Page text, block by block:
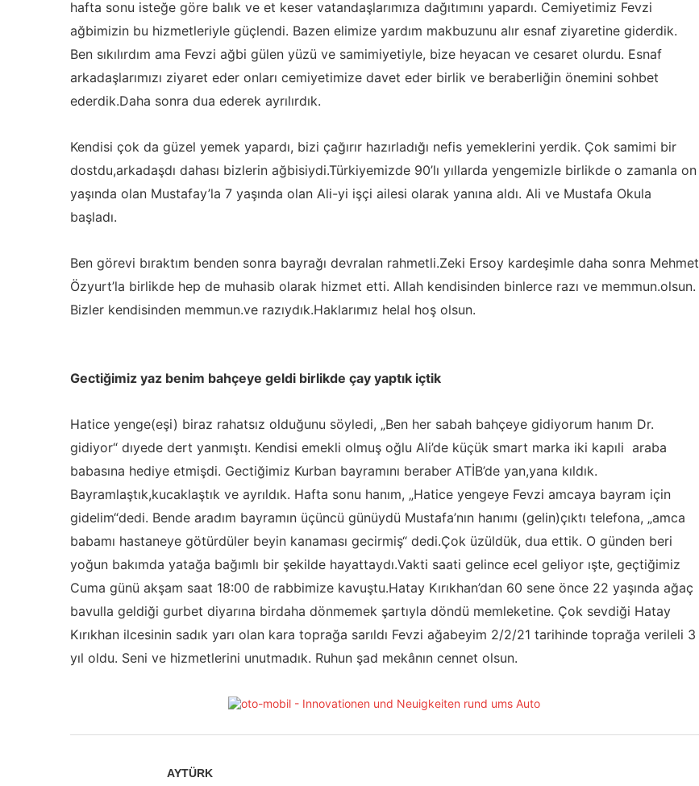
hafta sonu isteğe göre balık ve et keser vatandaşlarımıza dağıtımını yapardı. Cemiyetimiz Fevzi
ağbimizin bu hizmetleriyle güçlendi. Bazen elimize yardım makbuzunu alır esnaf ziyaretine giderdik.
Ben sıkılırdım ama Fevzi ağbi gülen yüzü ve samimiyetiyle, bize heyacan ve cesaret olurdu. Esnaf
arkadaşlarımızı ziyaret eder onları cemiyetimize davet eder birlik ve beraberliğin önemini sohbet
ederdik.Daha sonra dua ederek ayrılırdık.
Kendisi çok da güzel yemek yapardı, bizi çağırır hazırladığı nefis yemeklerini yerdik. Çok samimi bir
dostdu,arkadaşdı dahası bizlerin ağbisiydi.Türkiyemizde 90’lı yıllarda yengemizle birlikde o zamanla on
yaşında olan Mustafay’la 7 yaşında olan Ali-yi işçi ailesi olarak yanına aldı. Ali ve Mustafa Okula
başladı.
Ben görevi bıraktım benden sonra bayrağı devralan rahmetli.Zeki Ersoy kardeşimle daha sonra Mehmet
Özyurt’la birlikde hep de muhasib olarak hizmet etti. Allah kendisinden binlerce razı ve memmun.olsun.
Bizler kendisinden memmun.ve razıydık.Haklarımız helal hoş olsun.
Gectiğimiz yaz benim bahçeye geldi birlikde çay yaptık içtik
Hatice yenge(eşi) biraz rahatsız olduğunu söyledi, „Ben her sabah bahçeye gidiyorum hanım Dr.
gidiyor“ dıyede dert yanmıştı. Kendisi emekli olmuş oğlu Ali’de küçük smart marka iki kapıli araba
babasına hediye etmişdi. Gectiğimiz Kurban bayramını beraber ATİB’de yan,yana kıldık.
Bayramlaştık,kucaklaştık ve ayrıldık. Hafta sonu hanım, „Hatice yengeye Fevzi amcaya bayram için
gidelim“dedi. Bende aradım bayramın üçüncü günüydü Mustafa’nın hanımı (gelin)çıktı telefona, „amca
babamı hastaneye götürdüler beyin kanaması gecirmiş“ dedi.Çok üzüldük, dua ettik. O günden beri
yoğun bakımda yatağa bağımlı bir şekilde hayattaydı.Vakti saati gelince ecel geliyor ışte, geçtiğimiz
Cuma günü akşam saat 18:00 de rabbimize kavuştu.Hatay Kırıkhan’dan 60 sene önce 22 yaşında ağaç
bavulla geldiği gurbet diyarına birdaha dönmemek şartıyla döndü memleketine. Çok sevdiği Hatay
Kırıkhan ilcesinin sadık yarı olan kara toprağa sarıldı Fevzi ağabeyim 2/2/21 tarihinde toprağa verileli 3
yıl oldu. Seni ve hizmetlerini unutmadık. Ruhun şad mekânın cennet olsun.
AYTÜRK